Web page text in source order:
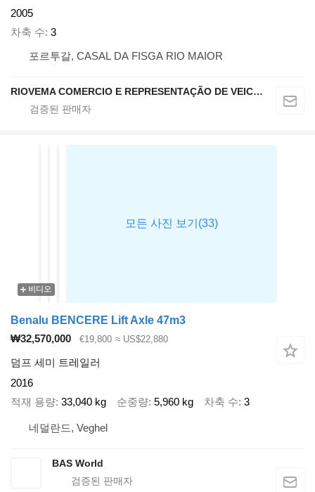
2005
차축 수 3
포르투갈, CASAL DA FISGA RIO MAIOR
RIOVEMA COMERCIO E REPRESENTAÇÃO DE VEICULOS E MAQUINAS LDA
비디오
Benalu BENCERE Lift Axle 47m3
₩32,570,000
€19,800 ≈ US$22,880
덤프 세미 트레일러
2016
적재 용량 33,040 kg 순중량 5,960 kg 차축 수 3
네덜란드, Veghel
BAS World